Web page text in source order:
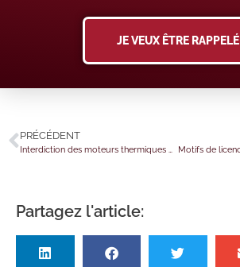
JE VEUX ÊTRE RAPPELÉ
PRÉCÉDENT
Interdiction des moteurs thermiques pour les voitures neuves dès 2035
Partagez l'article: